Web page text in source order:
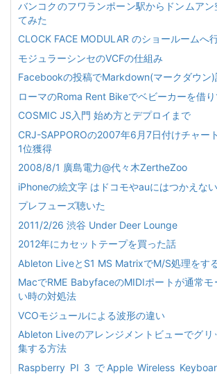
バンコクのフワランポーン駅からドンムアン
てみた
CLOCK FACE MODULAR のショールームへ
モジュラーシンセのVCFの仕組み
Facebookの投稿でMarkdown(マークダウン)
ローマのRoma Rent Bikeでベビーカーを借り
COSMIC JS入門 始め方とデプロイまで
CRJ-SAPPOROの2007年6月7日付けチャー
1位獲得
2008/8/1 廣島電力@代々木ZertheZoo
iPhoneの絵文字 はドコモやauにはつかえない
プレフューズ聴いた
2011/2/26 渋谷 Under Deer Lounge
2012年にカセットテープを買った話
Ableton LiveとS1 MS MatrixでM/S処理をす
MacでRME BabyfaceのMIDIポートが通常モ
い時の対処法
VCOモジュールによる波形の違い
Ableton Liveのアレンジメントビューでグリ
集する方法
Raspberry PI 3 でApple Wireless